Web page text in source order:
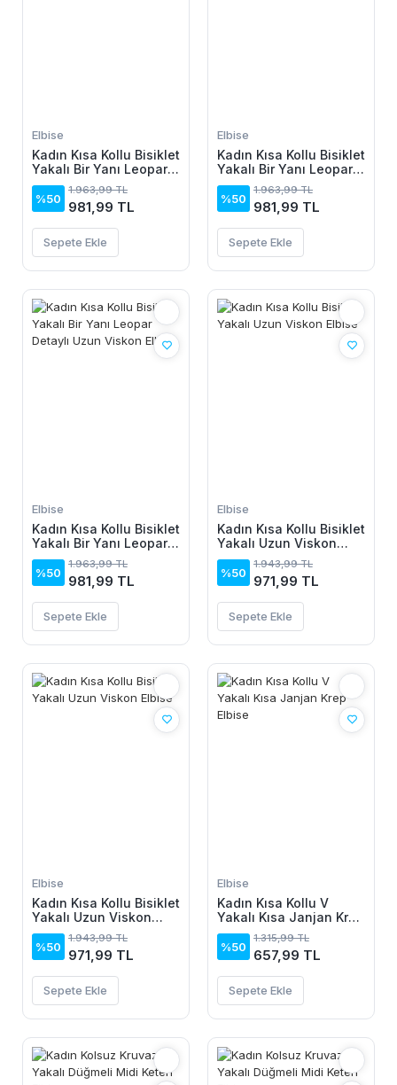
Elbise
Kadın Kısa Kollu Bisiklet
Yakalı Bir Yanı Leopar
Detaylı Uzun Viskon
Elbise
%50
1.963,99 TL
981,99 TL
Sepete Ekle
Elbise
Kadın Kısa Kollu Bisiklet
Yakalı Bir Yanı Leopar
Detaylı Uzun Viskon
Elbise
%50
1.963,99 TL
981,99 TL
Sepete Ekle
Elbise
Kadın Kısa Kollu Bisiklet
Yakalı Bir Yanı Leopar
Detaylı Uzun Viskon
Elbise
%50
1.963,99 TL
981,99 TL
Sepete Ekle
Elbise
Kadın Kısa Kollu Bisiklet
Yakalı Uzun Viskon
Elbise
%50
1.943,99 TL
971,99 TL
Sepete Ekle
Elbise
Kadın Kısa Kollu Bisiklet
Yakalı Uzun Viskon
Elbise
%50
1.943,99 TL
971,99 TL
Sepete Ekle
Elbise
Kadın Kısa Kollu V
Yakalı Kısa Janjan Krep
Elbise
%50
1.315,99 TL
657,99 TL
Sepete Ekle